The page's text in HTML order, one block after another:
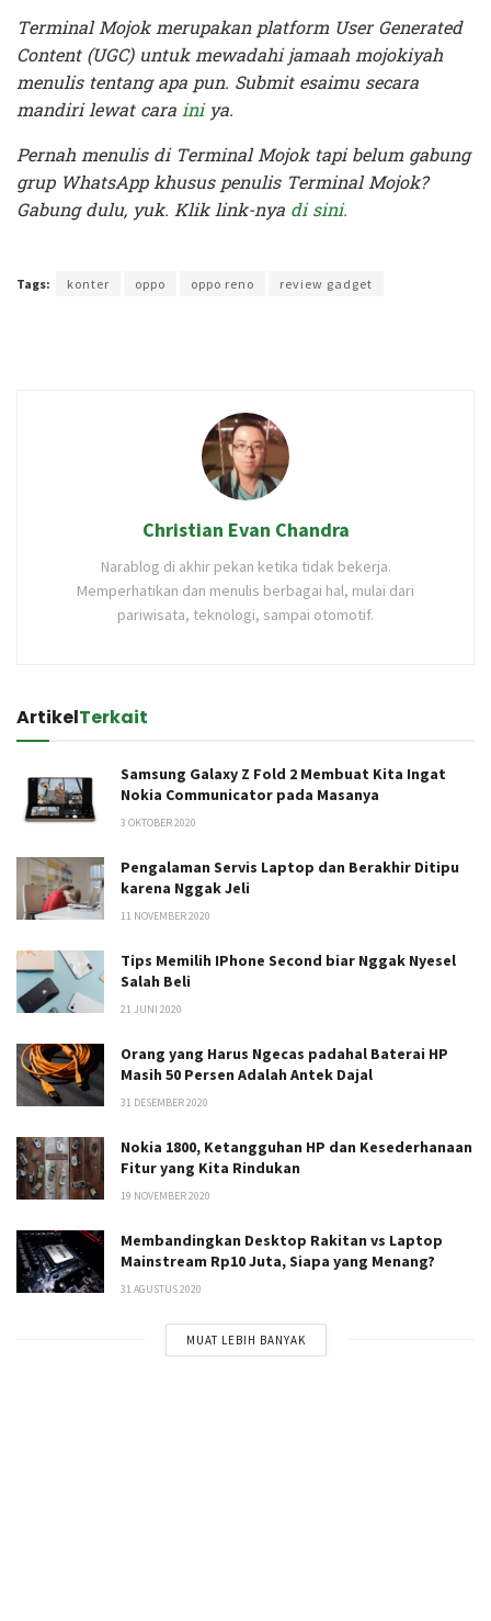
Terminal Mojok merupakan platform User Generated
Content (UGC) untuk mewadahi jamaah mojokiyah
menulis tentang apa pun. Submit esaimu secara
mandiri lewat carainiya.
Pernah menulis di Terminal Mojok tapi belum gabung
grup WhatsApp khusus penulis Terminal Mojok?
Gabung dulu, yuk. Klik link-nya di sini.
Tags: konter oppo oppo reno review gadget
Christian Evan Chandra
Narablog di akhir pekan ketika tidak bekerja.
Memperhatikan dan menulis berbagai hal, mulai dari
pariwisata, teknologi, sampai otomotif.
ArtikelTerkait
Samsung Galaxy Z Fold 2 Membuat Kita Ingat
Nokia Communicator pada Masanya
3 OKTOBER 2020
Pengalaman Servis Laptop dan Berakhir Ditipu
karena Nggak Jeli
11 NOVEMBER 2020
Tips Memilih IPhone Second biar Nggak Nyesel
Salah Beli
21 JUNI 2020
Orang yang Harus Ngecas padahal Baterai HP
Masih 50 Persen Adalah Antek Dajal
31 DESEMBER 2020
Nokia 1800, Ketangguhan HP dan Kesederhanaan
Fitur yang Kita Rindukan
19 NOVEMBER 2020
Membandingkan Desktop Rakitan vs Laptop
Mainstream Rp10 Juta, Siapa yang Menang?
31 AGUSTUS 2020
MUAT LEBIH BANYAK